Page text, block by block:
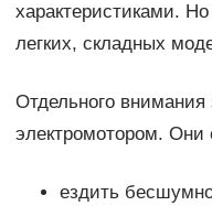
характеристиками.
легких, складных
Отдельного
электромотором. Они
ездить